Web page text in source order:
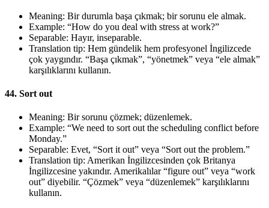
Meaning: Bir durumla başa çıkmak; bir sorunu ele almak.
Example: “How do you deal with stress at work?”
Separable: Hayır, inseparable.
Translation tip: Hem gündelik hem profesyonel İngilizcede
çok yaygındır. “Başa çıkmak”, “yönetmek” veya “ele almak”
karşılıklarını kullanın.
44. Sort out
Meaning: Bir sorunu çözmek; düzenlemek.
Example: “We need to sort out the scheduling conflict before
Monday.”
Separable: Evet, “Sort it out” veya “Sort out the problem.”
Translation tip: Amerikan İngilizcesinden çok Britanya
İngilizcesine yakındır. Amerikalılar “figure out” veya “work
out” diyebilir. “Çözmek” veya “düzenlemek” karşılıklarını
kullanın.